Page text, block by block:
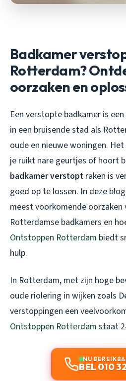
Badkamer
Rotterdam?
oorzaken en
Een verstopte badkamer is
in een bruisende stad als
oude en nieuwe woningen.
je ruikt nare geurtjes of hoort
badkamer verstopt raken is
goed op te lossen. In deze
meest voorkomende oorzaken
Rotterdamse badkamers en
Ontstoppen Rotterdam biedt
hulp.
In Rotterdam, met zijn hoge
oude riolering in wijken zoals
verstoppingen een
Ontstoppen Rotterdam staat
NU
BEL 010